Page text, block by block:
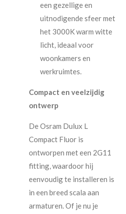
een gezellige en
uitnodigende sfeer met
het 3000K warm witte
licht, ideaal voor
woonkamers en
werkruimtes.
Compact en veelzijdig
ontwerp
De Osram Dulux L
Compact Fluor is
ontworpen met een 2G11
fitting, waardoor hij
eenvoudig te installeren is
in een breed scala aan
armaturen. Of je nu je